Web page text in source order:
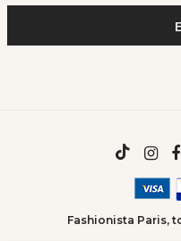
Fashionista Paris,